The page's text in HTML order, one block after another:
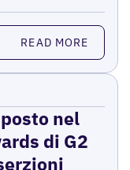
READ MORE
nel
di G2